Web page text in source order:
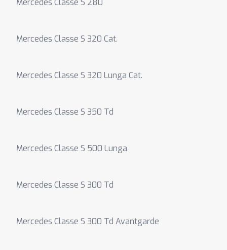
Mercedes Classe S 280
Mercedes Classe S 320 Cat.
Mercedes Classe S 320 Lunga Cat.
Mercedes Classe S 350 Td
Mercedes Classe S 500 Lunga
Mercedes Classe S 300 Td
Mercedes Classe S 300 Td Avantgarde